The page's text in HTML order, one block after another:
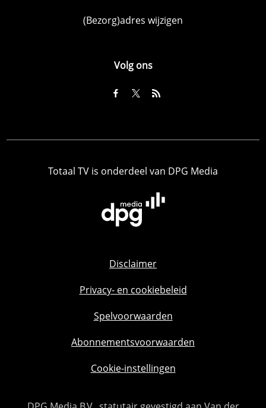
(Bezorg)adres wijzigen
Volg ons
Totaal TV is onderdeel van DPG Media
Disclaimer
Privacy- en cookiebeleid
Spelvoorwaarden
Abonnementsvoorwaarden
Cookie-instellingen